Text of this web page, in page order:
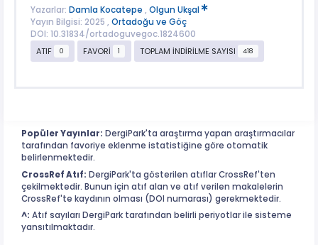
Yazarlar: Damla Kocatepe , Olgun Ukşal
Yayın Bilgisi: 2025 , Ortadoğu ve Göç
DOI: 10.31834/ortadoguvegoc.1824600
ATIF
0 FAVORİ 1 TOPLAM İNDİRİLME SAYISI 418
Popüler Yayınlar: DergiPark'ta araştırma yapan araştırmacılar
tarafından favoriye eklenme istatistiğine göre otomatik
belirlenmektedir.
CrossRef Atıf: DergiPark'ta gösterilen atıflar CrossRef'ten
çekilmektedir. Bunun için atıf alan ve atıf verilen makalelerin
CrossRef'te kaydının olması (DOI numarası) gerekmektedir.
^: Atıf sayıları DergiPark tarafından belirli periyotlar ile sisteme
yansıtılmaktadır.